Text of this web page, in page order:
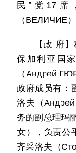
民”党17席
（ВЕЛИЧИЕ）
【政 府
保加利亚国
（Андрей
政府成员有：
洛夫（
务的副总理玛
女），负责公
齐采洛夫（